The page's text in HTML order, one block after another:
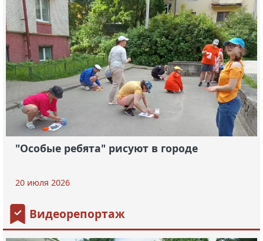
"Особые ребята" рисуют в городе
20 июля 2026
Видеорепортаж